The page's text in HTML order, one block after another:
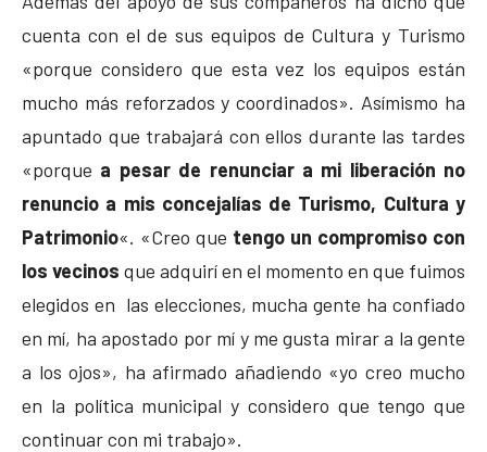
cuenta con el de sus equipos de Cultura y Turismo
«porque considero que esta vez los equipos están
mucho más reforzados y coordinados». Asímismo ha
apuntado que trabajará con ellos durante las tardes
«porque a pesar de renunciar a mi liberación no
renuncio a mis concejalías de Turismo, Cultura y
Patrimonio«. «Creo que tengo un compromiso con
los vecinos que adquirí en el momento en que fuimos
elegidos en las elecciones, mucha gente ha confiado
en mí, ha apostado por mí y me gusta mirar a la gente
a los ojos», ha afirmado añadiendo «yo creo mucho
en la política municipal y considero que tengo que
continuar con mi trabajo».